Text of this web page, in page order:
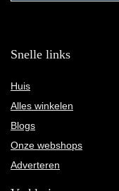
Snelle links
Huis
Alles winkelen
Blogs
Onze webshops
Adverteren